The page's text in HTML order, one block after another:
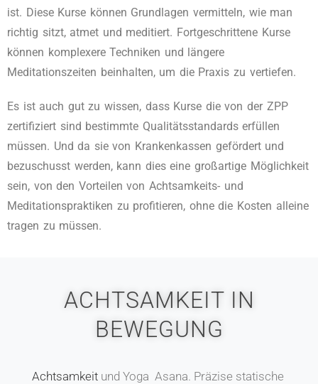
ist. Diese Kurse können Grundlagen vermitteln, wie man
richtig sitzt, atmet und meditiert. Fortgeschrittene Kurse
können komplexere Techniken und längere
Meditationszeiten beinhalten, um die Praxis zu vertiefen.
Es ist auch gut zu wissen, dass Kurse die von der ZPP
zertifiziert sind bestimmte Qualitätsstandards erfüllen
müssen. Und da sie von Krankenkassen gefördert und
bezuschusst werden, kann dies eine großartige Möglichkeit
sein, von den Vorteilen von Achtsamkeits- und
Meditationspraktiken zu profitieren, ohne die Kosten alleine
tragen zu müssen.
ACHTSAMKEIT IN
BEWEGUNG
Achtsamkeitund Yoga Asana. Präzise statische